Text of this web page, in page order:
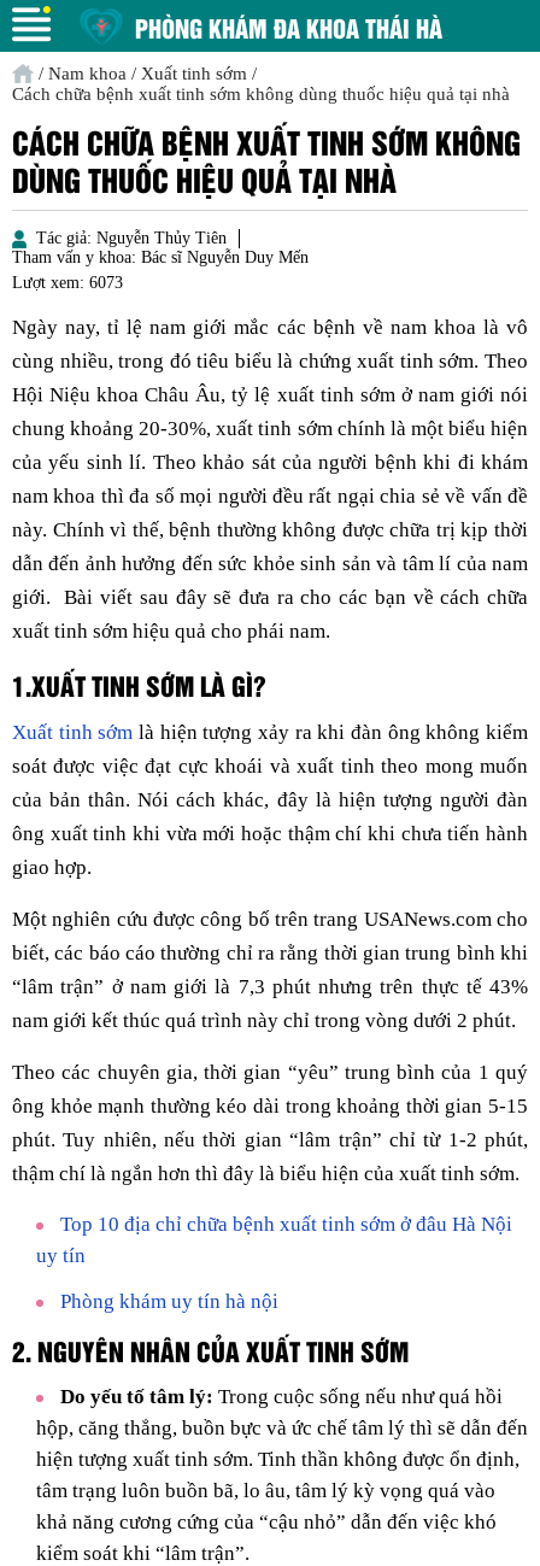
PHÒNG KHÁM ĐA KHOA THÁI HÀ
/ Nam khoa / Xuất tinh sớm /
Cách chữa bệnh xuất tinh sớm không dùng thuốc hiệu quả tại nhà
CÁCH CHỮA BỆNH XUẤT TINH SỚM KHÔNG
DÙNG THUỐC HIỆU QUẢ TẠI NHÀ
Tác giả: Nguyễn Thủy Tiên
Tham vấn y khoa: Bác sĩ Nguyễn Duy Mến
Lượt xem: 6073
Ngày nay, tỉ lệ nam giới mắc các bệnh về nam khoa là vô
cùng nhiều, trong đó tiêu biểu là chứng xuất tinh sớm. Theo
Hội Niệu khoa Châu Âu, tỷ lệ xuất tinh sớm ở nam giới nói
chung khoảng 20-30%, xuất tinh sớm chính là một biểu hiện
của yếu sinh lí. Theo khảo sát của người bệnh khi đi khám
nam khoa thì đa số mọi người đều rất ngại chia sẻ về vấn đề
này. Chính vì thế, bệnh thường không được chữa trị kịp thời
dẫn đến ảnh hưởng đến sức khỏe sinh sản và tâm lí của nam
giới. Bài viết sau đây sẽ đưa ra cho các bạn về cách chữa
xuất tinh sớm hiệu quả cho phái nam.
1.XUẤT TINH SỚM LÀ GÌ?
Xuất tinh sớm là hiện tượng xảy ra khi đàn ông không kiểm
soát được việc đạt cực khoái và xuất tinh theo mong muốn
của bản thân. Nói cách khác, đây là hiện tượng người đàn
ông xuất tinh khi vừa mới hoặc thậm chí khi chưa tiến hành
giao hợp.
Một nghiên cứu được công bố trên trang USANews.com cho
biết, các báo cáo thường chỉ ra rằng thời gian trung bình khi
“lâm trận” ở nam giới là 7,3 phút nhưng trên thực tế 43%
nam giới kết thúc quá trình này chỉ trong vòng dưới 2 phút.
Theo các chuyên gia, thời gian “yêu” trung bình của 1 quý
ông khỏe mạnh thường kéo dài trong khoảng thời gian 5-15
phút. Tuy nhiên, nếu thời gian “lâm trận” chỉ từ 1-2 phút,
thậm chí là ngắn hơn thì đây là biểu hiện của xuất tinh sớm.
Top 10 địa chỉ chữa bệnh xuất tinh sớm ở đâu Hà Nội
uy tín
Phòng khám uy tín hà nội
2. NGUYÊN NHÂN CỦA XUẤT TINH SỚM
Do yếu tố tâm lý: Trong cuộc sống nếu như quá hồi
hộp, căng thẳng, buồn bực và ức chế tâm lý thì sẽ dẫn đến
hiện tượng xuất tinh sớm. Tinh thần không được ổn định,
tâm trạng luôn buồn bã, lo âu, tâm lý kỳ vọng quá vào
khả năng cương cứng của “cậu nhỏ” dẫn đến việc khó
kiểm soát khi “lâm trận”.